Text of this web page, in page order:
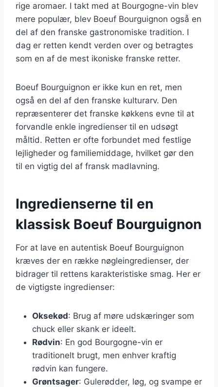
rige aromaer. I takt med at Bourgogne-vin blev
mere populær, blev Boeuf Bourguignon også en
del af den franske gastronomiske tradition. I
dag er retten kendt verden over og betragtes
som en af de mest ikoniske franske retter.
Boeuf Bourguignon er ikke kun en ret, men
også en del af den franske kulturarv. Den
repræsenterer det franske køkkens evne til at
forvandle enkle ingredienser til en udsøgt
måltid. Retten er ofte forbundet med festlige
lejligheder og familiemiddage, hvilket gør den
til en vigtig del af fransk madlavning.
Ingredienserne til en
klassisk Boeuf Bourguignon
For at lave en autentisk Boeuf Bourguignon
kræves der en række nøgleingredienser, der
bidrager til rettens karakteristiske smag. Her er
de vigtigste ingredienser:
Oksekød: Brug af møre udskæringer som
chuck eller skank er ideelt.
Rødvin: En god Bourgogne-vin er
traditionelt brugt, men enhver kraftig
rødvin kan fungere.
Grøntsager: Gulerødder, løg, og svampe er